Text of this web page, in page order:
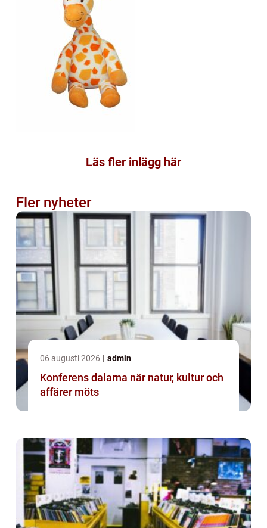
Läs fler inlägg här
Fler nyheter
06 augusti 2026 admin
Konferens dalarna när natur, kultur och
affärer möts